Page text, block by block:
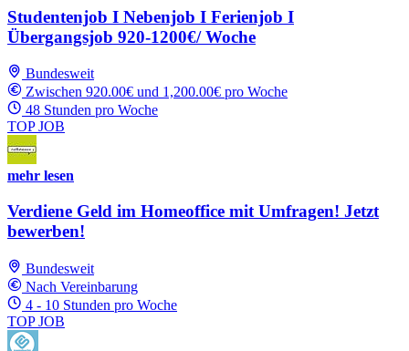
Studentenjob I Nebenjob I Ferienjob I
Übergangsjob 920-1200€/ Woche
Bundesweit
Zwischen 920.00€ und 1,200.00€ pro Woche
48 Stunden pro Woche
TOP JOB
mehr lesen
Verdiene Geld im Homeoffice mit Umfragen! Jetzt
bewerben!
Bundesweit
Nach Vereinbarung
4 - 10 Stunden pro Woche
TOP JOB